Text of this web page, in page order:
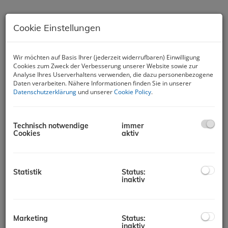
Njivice, Apartment mit herrlichem
Meerblick!
Beschreibung
Die Wohnung befindet sich im ersten Stock eines kleinen
Sie besteht aus Eingangsbereich, Wohnzimmer mit Küche
Cookie Einstellungen
Wir möchten auf Basis Ihrer (jederzeit widerrufbaren) Einwilligung
Cookies zum Zweck der Verbesserung unserer Website sowie zur
Analyse Ihres Userverhaltens verwenden, die dazu personenbezogene
Daten verarbeiten. Nähere Informationen finden Sie in unserer
Datenschutzerklärung und unsererCookie Policy.
Technisch notwendige
Cookies
immer
aktiv
Statistik
Status:
inaktiv
Marketing
Status:
inaktiv